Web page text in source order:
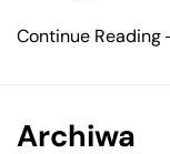
Continue Reading
Archiwa